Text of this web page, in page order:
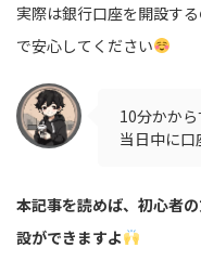
実際は銀行口座を開設す
で安心してください
10分かから
当日中に口
本記事を読めば、初心者
設ができますよ